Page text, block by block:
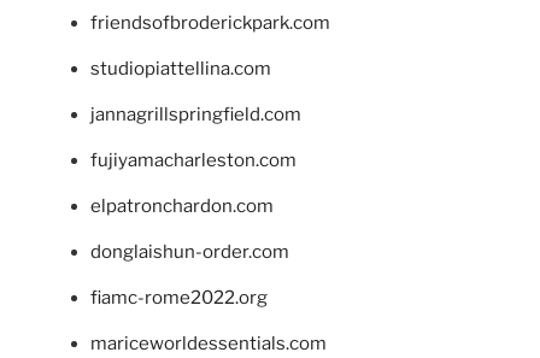
friendsofbroderickpark.com
studiopiattellina.com
jannagrillspringfield.com
fujiyamacharleston.com
elpatronchardon.com
donglaishun-order.com
fiamc-rome2022.org
mariceworldessentials.com